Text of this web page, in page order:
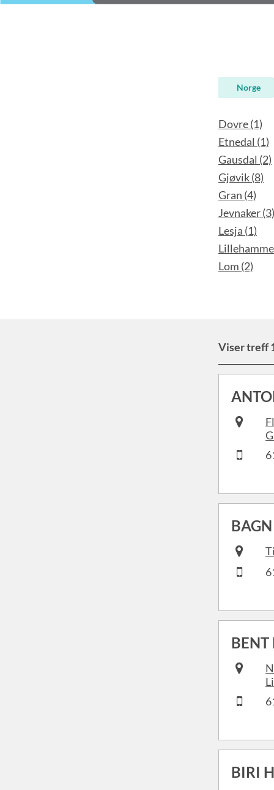
Norge
Dovre (1)
Etnedal (1)
Gausdal (2)
Gjøvik (8)
Gran (4)
Jevnaker (3)
Lesja (1)
Lom (2)
Viser treff
BAGN
BENT
BIRI